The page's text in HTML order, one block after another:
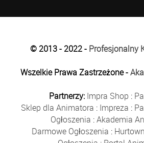
© 2013 - 2022 - Profesjonalny
Wszelkie Prawa Zastrzeżone -
Partnerzy: Impra Shop :
Sklep dla Animatora : Impreza :
Ogłoszenia :Akademia
Darmowe Ogłoszenia :